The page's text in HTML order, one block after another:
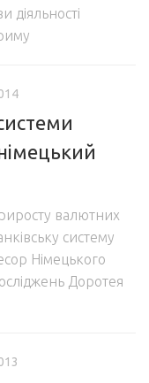
діяльності
валютних
систему
Німецького
Доротея